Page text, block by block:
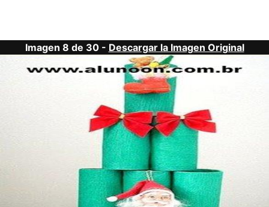
Imagen 8 de 30 - Descargar la Imagen Original